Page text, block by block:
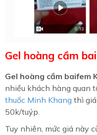
Gel hoàng cầm
Gel hoàng cầm baifem
nhiều khách hàng quan
thuốc Minh Khang thì
50k/tuýp.
Tuy nhiên, mức giá này